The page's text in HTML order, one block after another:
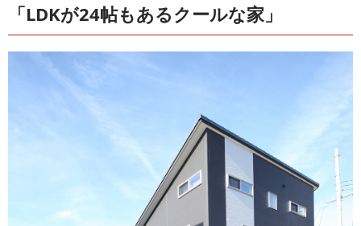
「LDKが24帖もあるクールな家」